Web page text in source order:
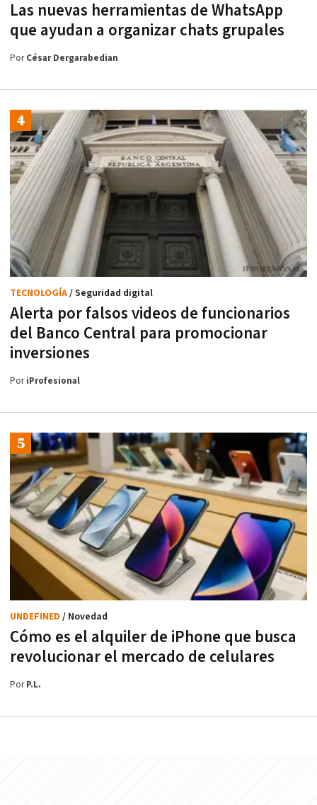
Las nuevas herramientas de WhatsApp
que ayudan a organizar chats grupales
PorCésar Dergarabedian
Alerta por falsos videos de funcionarios
del Banco Central para promocionar
inversiones
TECNOLOGÍA/ Seguridad digital
PoriProfesional
Cómo es el alquiler de iPhone que busca
revolucionar el mercado de celulares
UNDEFINED / Novedad
PorP.L.